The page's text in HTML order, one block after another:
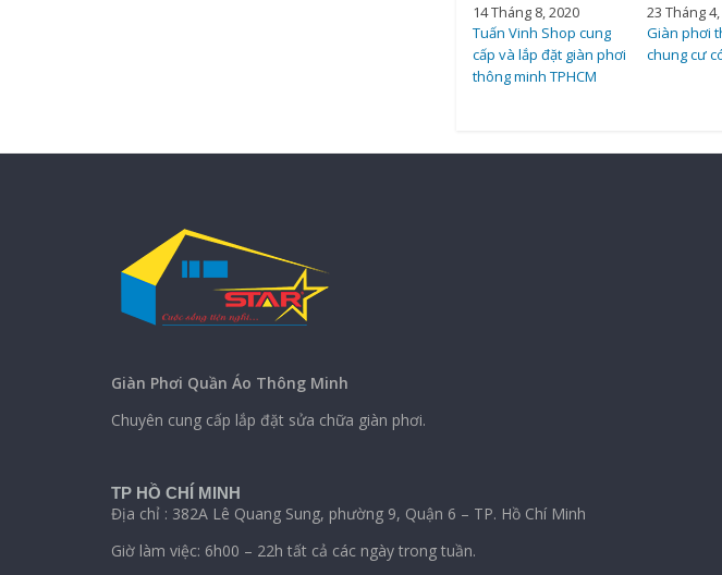
14 Tháng 8, 2020
Tuấn Vinh Shop cung
cấp và lắp đặt giàn phơi
thông minh TPHCM
23 Tháng 4,
Giàn phơi
chung cư
Giàn Phơi Quần Áo Thông Minh
Chuyên cung cấp lắp đặt sửa chữa giàn phơi.
TP HỒ CHÍ MINH
Địa chỉ : 382A Lê Quang Sung, phường 9, Quận 6 – TP. Hồ Chí Minh
Giờ làm việc: 6h00 – 22h tất cả các ngày trong tuần.